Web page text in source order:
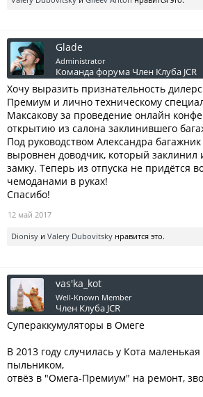
Glade
Administrator
Команда форума Член Клуба JCR
Хочу выразить признательность
Премиум и лично техническому
Максакову за проведение онлайн
открытию из салона заклинившего
Под руководством Александра
выровнен доводчик, который заклинил
замку. Теперь из отпуска не придётся
чемоданами в руках!
Спасибо!
12 май 2017
Dionisy и Valery Dubovitsky нравится это.
vas'ka_kot
Well-Known Member
Член Клуба JCR
Супераккумуляторы в Омеге
В 2013 году случилась у Кота
пыльником,
отвёз в "Омега-Премиум" на ремонт,